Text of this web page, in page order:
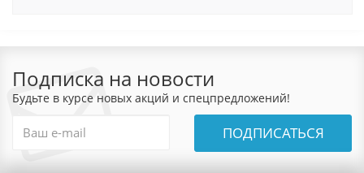
Подписка на новости
Будьте в курсе новых акций и спецпредложений!
ПОДПИСАТЬСЯ